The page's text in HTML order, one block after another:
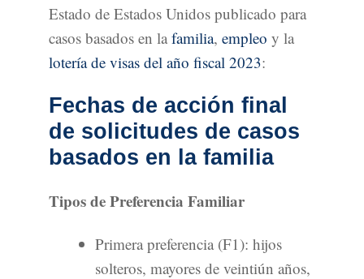
Estado de Estados Unidos publicado para
casos basados en la familia, empleo y la
lotería de visas del año fiscal 2023:
Fechas de acción final
de solicitudes de casos
basados en la familia
Tipos de Preferencia Familiar
Primera preferencia (F1): hijos
solteros, mayores de veintiún años,